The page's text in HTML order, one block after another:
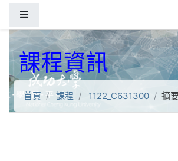
課程資訊
首頁 課程 1122_C631300 摘